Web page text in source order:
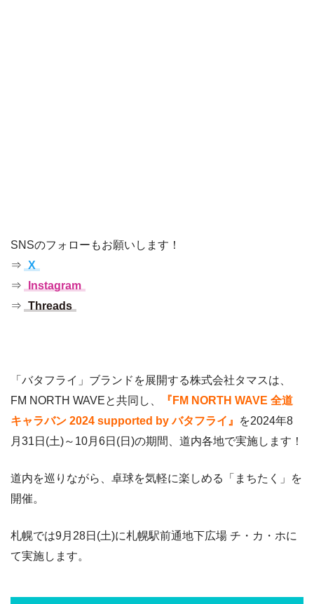
SNSのフォローもお願いします！
⇒ X
⇒ Instagram
⇒ Threads
「バタフライ」ブランドを展開する株式会社タマスは、
FM NORTH WAVEと共同し、
『FM NORTH WAVE 全道
キャラバン 2024 supported by バタフライ』
を2024年8
月31日(土)～10月6日(日)の期間、道内各地で実施します！
道内を巡りながら、卓球を気軽に楽しめる「まちたく」を
開催。
札幌では9月28日(土)に札幌駅前通地下広場 チ・カ・ホに
て実施します。